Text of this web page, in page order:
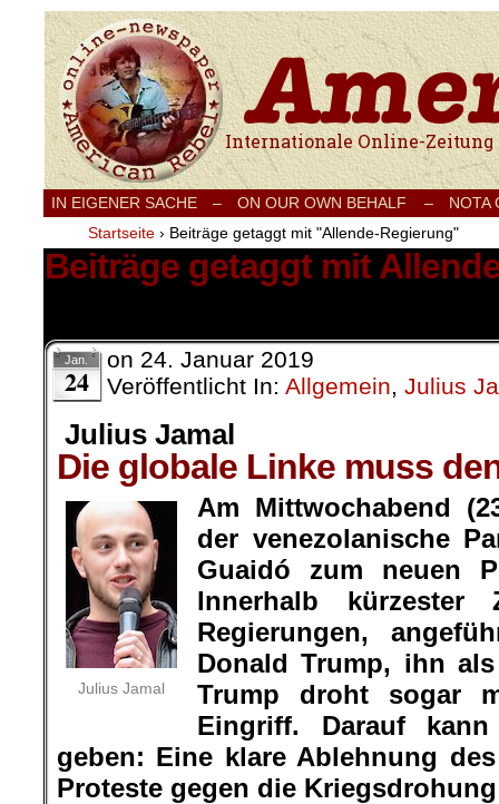
Internationale Onlinezeitung für Frieden,
IN EIGENER SACHE – ON OUR OWN BEHALF –
NOTA
Startseite › Beiträge getaggt mit "Allende-Regierung"
Beiträge getaggt mit
Jan.
24
on 24. Januar 2019
Veröffentlicht In: Allgemein, Julius
Julius Jamal
Die globale Linke muss
Julius Jamal
Am Mittwochabend
der venezolanische
Guaidó zum neuen
Innerhalb kürzester
Regierungen,
Donald Trump, ihn
Trump droht sogar
Eingriff. Darauf
geben: Eine klare Ablehnung
Proteste gegen die